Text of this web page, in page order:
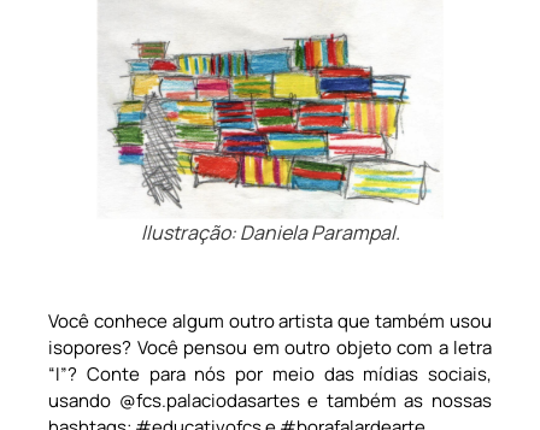
llustração: Daniela Parampal.
Você conhece algum outro artista que também usou
isopores? Você pensou em outro objeto com a letra
“I”? Conte para nós por meio das mídias sociais,
usando @fcs.palaciodasartes e também as nossas